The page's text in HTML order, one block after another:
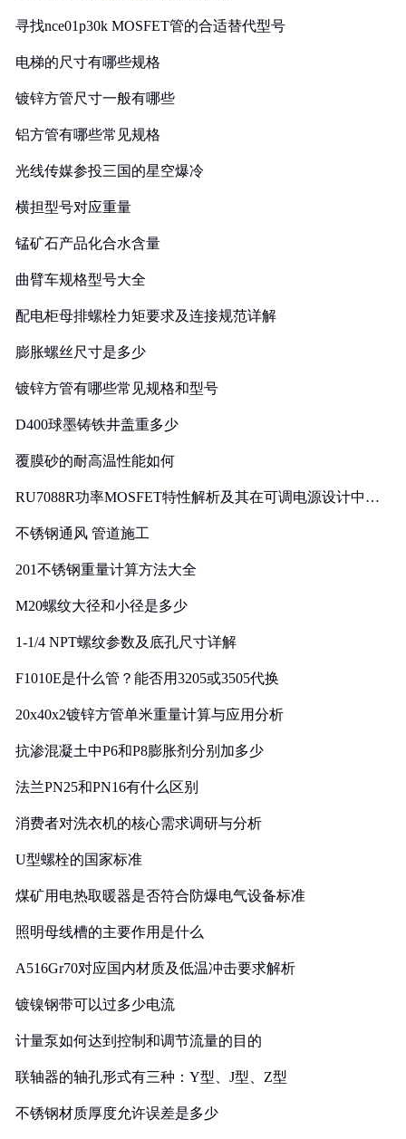
寻找nce01p30k MOSFET管的合适替代型号
电梯的尺寸有哪些规格
镀锌方管尺寸一般有哪些
铝方管有哪些常见规格
光线传媒参投三国的星空爆冷
横担型号对应重量
锰矿石产品化合水含量
曲臂车规格型号大全
配电柜母排螺栓力矩要求及连接规范详解
膨胀螺丝尺寸是多少
镀锌方管有哪些常见规格和型号
D400球墨铸铁井盖重多少
覆膜砂的耐高温性能如何
RU7088R功率MOSFET特性解析及其在可调电源设计中的
不锈钢通风 管道施工
201不锈钢重量计算方法大全
M20螺纹大径和小径是多少
1-1/4 NPT螺纹参数及底孔尺寸详解
F1010E是什么管？能否用3205或3505代换
20x40x2镀锌方管单米重量计算与应用分析
抗渗混凝土中P6和P8膨胀剂分别加多少
法兰PN25和PN16有什么区别
消费者对洗衣机的核心需求调研与分析
U型螺栓的国家标准
煤矿用电热取暖器是否符合防爆电气设备标准
照明母线槽的主要作用是什么
A516Gr70对应国内材质及低温冲击要求解析
镀镍钢带可以过多少电流
计量泵如何达到控制和调节流量的目的
联轴器的轴孔形式有三种：Y型、J型、Z型
不锈钢材质厚度允许误差是多少